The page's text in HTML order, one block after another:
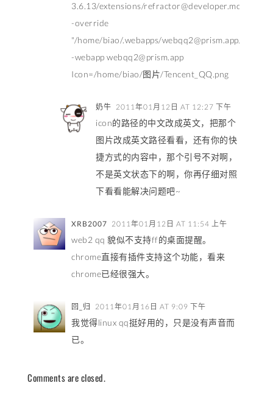
3.6.13/extensions/refractor@developer.mozilla.org
-override
"/home/biao/.webapps/webqq2@prism.app/
-webapp webqq2@prism.app
Icon=/home/biao/图片/Tencent_QQ.png
奶牛 2011年01月12日 AT 12:27 下午
icon的路径的中文改成英文，把那个
图片改成英文路径看看，还有你的快
捷方式的内容中，那个引号不对啊，
不是英文状态下的啊，你再仔细对照
下看看能解决问题吧~
XRB2007 2011年01月12日 AT 11:54 上午
web2 qq 貌似不支持ff的桌面提醒。
chrome直接有插件支持这个功能，看来
chrome已经很强大。
回_归 2011年01月16日 AT 9:09 下午
我觉得linux qq挺好用的，只是没有声音而
已。
Comments are closed.